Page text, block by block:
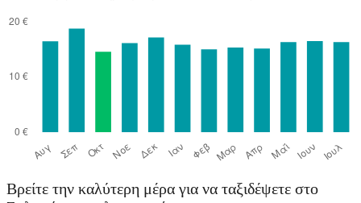
Βρείτε την καλύτερη μέρα για να ταξιδέψετε στο